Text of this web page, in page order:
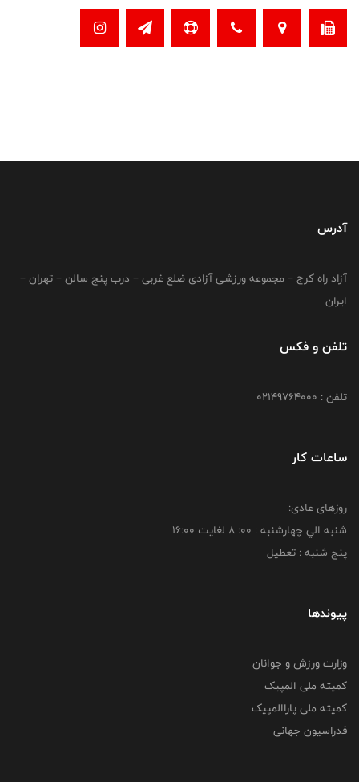
آدرس
آزاد راه کرج – مجموعه ورزشی آزادی ضلع غربی – درب پنج سالن – تهران –
ایران
تلفن و فکس
تلفن : 02149764000
ساعات کار
روزهای عادی:
شنبه الي چهارشنبه : 00: 8 لغايت 16:00
پنج شنبه : تعطیل
پیوندها
وزارت ورزش و جوانان
کمیته ملی المپیک
کمیته ملی پاراالمپیک
فدراسیون جهانی